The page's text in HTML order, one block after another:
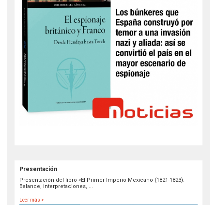
Presentación
Presentación del libro «El Primer Imperio Mexicano (1821-1823).
Balance, interpretaciones, ...
Leer más >